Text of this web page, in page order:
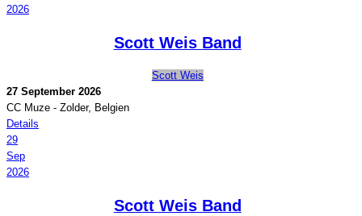
2026
Scott Weis Band
Scott Weis
27 September 2026
CC Muze - Zolder, Belgien
Details
29
Sep
2026
Scott Weis Band